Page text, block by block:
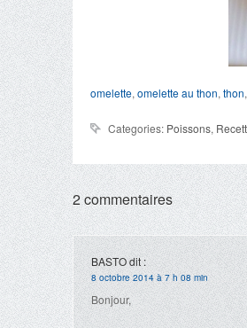
omelette, omelette au thon, thon,
Categories: Poissons,
2 commentaires
BASTOdit :
8 octobre 2014 à 7 h 08 min
Bonjour,